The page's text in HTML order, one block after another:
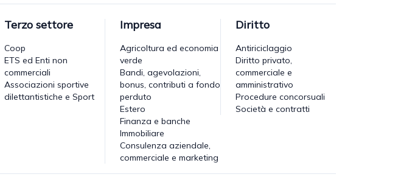
Terzo settore
Coop
ETS ed Enti non
commerciali
Associazioni sportive
dilettantistiche e Sport
Impresa
Agricoltura ed economia
verde
Bandi, agevolazioni,
bonus, contributi a fondo
perduto
Estero
Finanza e banche
Immobiliare
Consulenza aziendale,
commerciale e marketing
Diritto
Antiriciclaggio
Diritto privato,
commerciale e
amministrativo
Procedure concorsuali
Società e contratti